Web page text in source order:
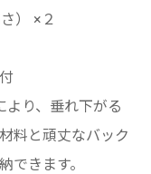
） ×２
より、垂れ下がる
料と頑丈なバック
できます。